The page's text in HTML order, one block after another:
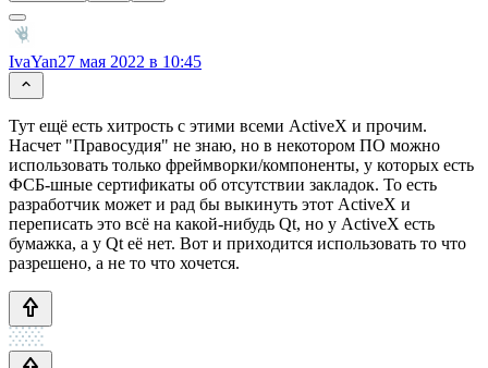
IvaYan27 мая 2022 в 10:45
Тут ещё есть хитрость с этими всеми ActiveX и прочим.
Насчет "Правосудия" не знаю, но в некотором ПО можно
использовать только фреймворки/компоненты, у которых есть
ФСБ-шные сертификаты об отсутствии закладок. То есть
разработчик может и рад бы выкинуть этот ActiveX и
переписать это всё на какой-нибудь Qt, но у ActiveX есть
бумажка, а у Qt её нет. Вот и приходится использовать то что
разрешено, а не то что хочется.